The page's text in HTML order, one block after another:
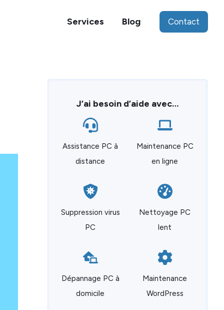
Services Blog Contact
J’ai besoin d’aide avec…
Assistance PC à
distance
Maintenance PC
en ligne
Suppression virus
PC
Nettoyage PC
lent
Dépannage PC à
domicile
Maintenance
WordPress